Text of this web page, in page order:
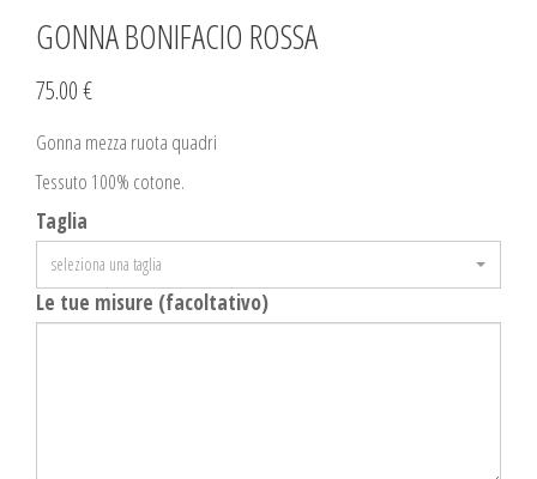
GONNA BONIFACIO ROSSA
75.00 €
Gonna mezza ruota quadri
Tessuto 100% cotone.
Taglia
seleziona una taglia
Le tue misure (facoltativo)